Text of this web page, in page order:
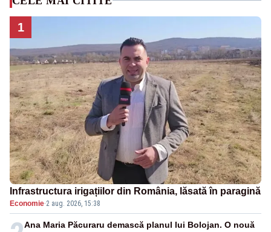
1
Infrastructura irigațiilor din România, lăsată în paragină
Economie·2 aug. 2026, 15:38
Ana Maria Păcuraru demască planul lui Bolojan. O nouă